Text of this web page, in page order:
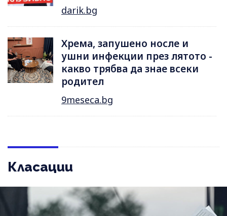
darik.bg
Хрема, запушено носле и
ушни инфекции през лятотo -
какво трябва да знае всеки
родител
9meseca.bg
Класации